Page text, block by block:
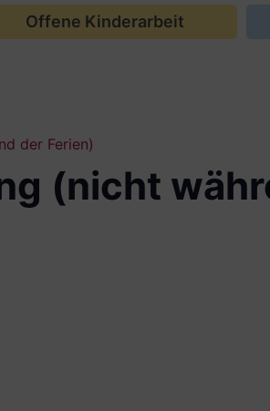
Offene Kinderarbeit
der Ferien)
(nicht